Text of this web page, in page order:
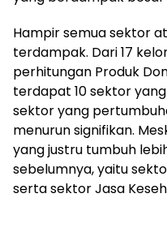
Hampir semua sektor
terdampak. Dari 17
perhitungan Produk
terdapat 10 sektor
sektor yang
menurun signifikan.
yang justru tumbuh
sebelumnya, yaitu
serta sektor Jasa